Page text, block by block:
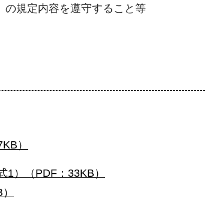
の規定内容を遵守すること等
）
1）（PDF：33KB）